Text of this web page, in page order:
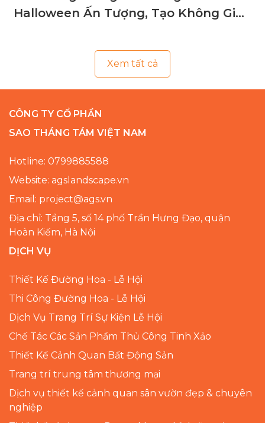
Halloween Ấn Tượng, Tạo Không Gian
Xem tất cả
CÔNG TY CỔ PHẦN
SAO THÁNG TÁM VIỆT NAM
Hotline: 0799885588
Website: agslandscape.vn
Email: project@ags.vn
Địa chỉ: Tầng 5, số 14 phố Trần Hưng Đạo, quận
Hoàn Kiếm, Hà Nội
DỊCH VỤ
Thiết Kế Đường Hoa - Lễ Hội
Thi Công Đường Hoa - Lễ Hội
Dịch Vụ Trang Trí Sự Kiện Lễ Hội
Chế Tác Các Sản Phẩm Thủ Công Tinh Xảo
Thiết Kế Cảnh Quan Bất Động Sản
Trang trí trung tâm thương mại
Dịch vụ thiết kế cảnh quan sân vườn đẹp & chuyên
nghiệp